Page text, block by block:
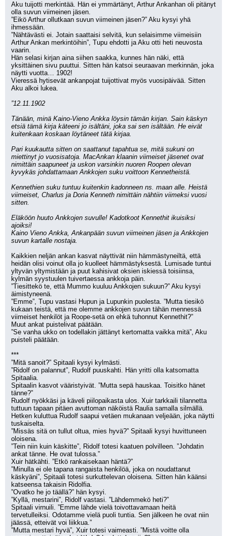
Aku tuijotti merkintää. Hän ei ymmärtänyt, Arthur Ankanhan oli pitänyt
olla suvun viimeinen jäsen.
”Eikö Arthur ollutkaan suvun viimeinen jäsen?” Aku kysyi yhä
ihmessään.
”Nähtävästi ei. Jotain saattaisi selvitä, kun selaisimme viimeisiin
Arthur Ankan merkintöihin”, Tupu ehdotti ja Aku otti heti neuvosta
vaarin.
Hän selasi kirjan aina siihen saakka, kunnes hän näki, että
yksittäinen sivu puuttui. Sitten hän katsoi seuraavan merkinnän, joka
näytti vuotta… 1902!
Vieressä hytisevät ankanpojat tuijottivat myös vuosipäivää. Sitten
Aku alkoi lukea.
”12.11.1902
Tänään, minä Kaino-Vieno Ankka löysin tämän kirjan. Sain käskyn
etsiä tämä kirja käteeni jo isältäni, joka sai sen isältään. He eivät
kuitenkaan koskaan löytäneet tätä kirjaa.
Pari kuukautta sitten on saattanut tapahtua se, mitä sukuni on
miettinyt jo vuosisatoja. MacAnkan klaanin viimeiset jäsenet ovat
nimittäin saapuneet ja uskon varsinkin nuoren Roopen olevan
kyvykäs johdattamaan Ankkojen suku voittoon Kennetheistä.
Kennethien suku tuntuu kuitenkin kadonneen ns. maan alle. Heistä
viimeiset, Charlus ja Doria Kenneth nimittäin nähtiin viimeksi vuosi
sitten.
Eläköön huuto Ankkojen suvulle! Kadotkoot Kennethit ikuisiksi
ajoiksi!
Kaino Vieno Ankka, Ankanpään suvun viimeinen jäsen ja Ankkojen
suvun kartalle nostaja.
Kaikkien neljän ankan kasvat näyttivät niin hämmästyneiltä, että
heidän olisi voinut olla jo kuolleet hämmästyksestä. Lumisade tuntui
yltyvän yltymistään ja puut kahisivat oksien iskiessä toisiinsa,
kylmän syystuulen tuivertaessa ankkoja päin.
”Tiesittekö te, että Mummo kuuluu Ankkojen sukuun?” Aku kysyi
äimistyneenä.
”Emme”, Tupu vastasi Hupun ja Lupunkin puolesta. ”Mutta tiesikö
kukaan teistä, että me olemme ankkojen suvun tähän mennessä
viimeiset henkilöt ja Roope-setä on ehkä tuhonnut Kennethit?”
Muut ankat puistelivat päätään.
”Se vanha ukko on todellakin jättänyt kertomatta vaikka mitä”, Aku
puisteli päätään.
***
”Mitä sanoit?” Spitaali kysyi kylmästi.
”Ridolf on palannut”, Rudolf puuskahti. Hän yritti olla katsomatta
Spitaalia.
Spitaalin kasvot vääristyivät. ”Mutta sepä hauskaa. Toisitko hänet
tänne?”
Rudolf nyökkäsi ja käveli piilopaikasta ulos. Xuir tarkkaili tilannetta
tuttuun tapaan pitäen avuttoman näköistä Raulia samalla silmällä.
Hetken kuluttua Rudolf saapui vetäen mukanaan veljeään, joka näytti
tuskaiselta.
”Missäs sitä on tullut oltua, mies hyvä?” Spitaali kysyi huvittuneen
oloisena.
”Tein niin kuin käskitte”, Ridolf totesi kaatuen polvilleen. ”Johdatin
ankat tänne. He ovat tulossa.”
Xuir hätkähti. ”Etkö rankaisekaan häntä?”
”Minulla ei ole tapana rangaista henkilöä, joka on noudattanut
käskyäni”, Spitaali totesi surkuttelevan oloisena. Sitten hän käänsi
katseensa takaisin Ridolfia.
”Ovatko he jo täällä?” hän kysyi.
”Kyllä, mestarini”, Ridolf vastasi. ”Lähdemmekö heti?”
Spitaali virnuili. ”Emme lähde vielä toivottavamaan heitä
tervetulleiksi. Odotamme vielä puoli tuntia. Sen jälkeen he ovat niin
jäässä, etteivät voi liikkua.”
”Mutta mestari hyvä”, Xuir totesi vaimeasti. ”Mistä voitte olla